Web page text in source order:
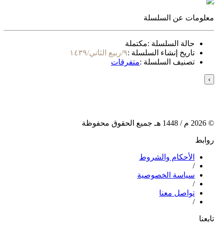
معلومات عن السلسلة
حالة السلسلة :مكتملة
تاريخ إنشاء السلسلة :٩/ربيع الثاني/١٤٣٩
تصنيف السلسلة :متفرقات
›
©
2026 م / 1448 هـ جميع الحقوق محفوظة
روابط
الأحكام والشروط
/
سياسة الخصوصية
/
تواصل معنا
/
تابعنا